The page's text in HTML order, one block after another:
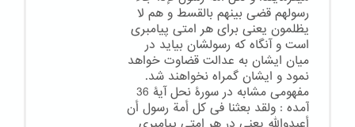
رسولهم قضی بینهم بالقسط و هم لا
یظلمون یعنی برای هر امتی پیامبری
است و آنگاه که رسولشان بیاید در
میان ایشان به عدالت قضاوت خواهد
نمود و ایشان گمراه نخواهند شد.
مفهومی مشابه در سورۀ نحل آیۀ 36
آمده : ولقد بعثنا فی کل أمة رسول أن